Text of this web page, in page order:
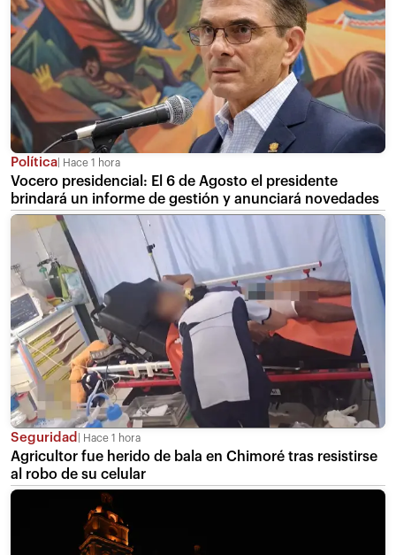
Política Hace 1 hora
Vocero presidencial: El 6 de Agosto el presidente
brindará un informe de gestión y anunciará novedades
Seguridad Hace 1 hora
Agricultor fue herido de bala en Chimoré tras resistirse
al robo de su celular